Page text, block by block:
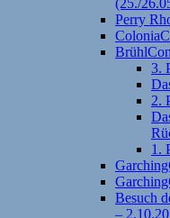
(25./
Perry
3.
2.
1.
Besuch
–